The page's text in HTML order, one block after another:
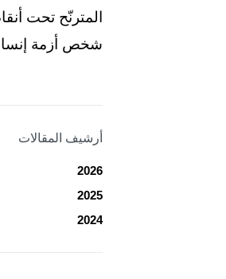
المترنّح تحت
شخص أزمة
أرشيف المقالات
2026
2025
2024